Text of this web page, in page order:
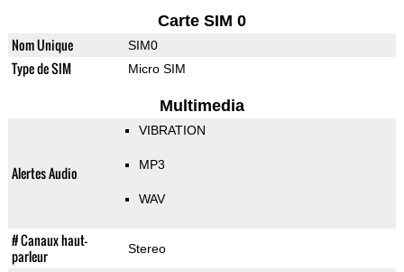
Carte SIM 0
Nom Unique SIM0
Type de SIM Micro SIM
Multimedia
Alertes Audio
VIBRATION
MP3
WAV
# Canaux haut-
parleur
Stereo